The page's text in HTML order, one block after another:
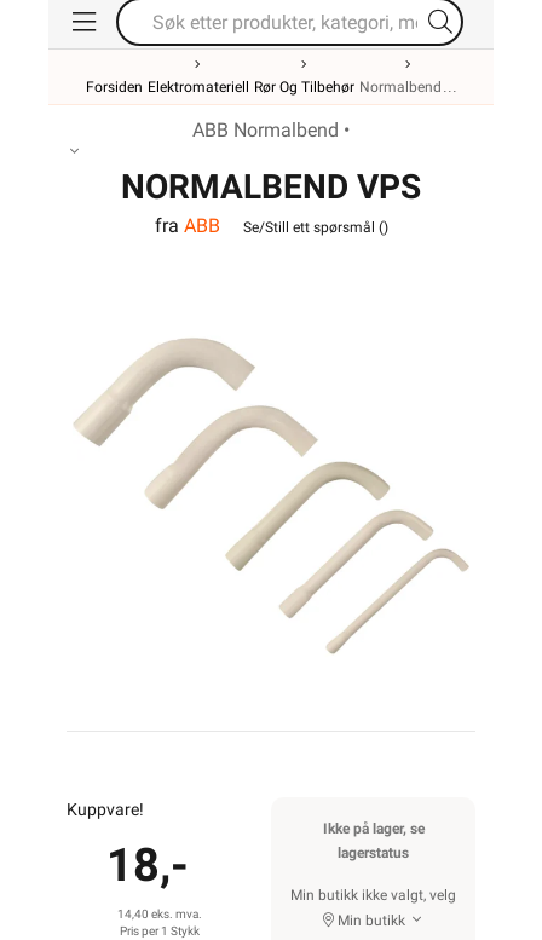
Forsiden Elektromateriell Rør Og Tilbehør Normalbend
ABB Normalbend •
NORMALBEND VPS
32MM
fra ABB Se/Still ett spørsmål ()
Kuppvare!
18,-
14,40 eks. mva.
Pris per 1 Stykk
Ikke på lager, se
lagerstatus
Min butikk ikke valgt, velg
Min butikk